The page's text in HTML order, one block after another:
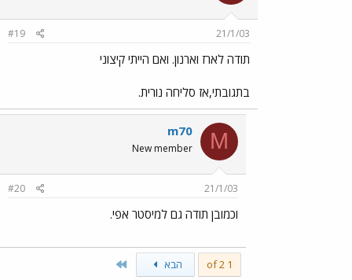
21/1/03
#19
תודה לארז וארנון. ואם הייתי קיצוני
בתגובתי,אז סליחה נורית.
M
m70
New member
21/1/03
#20
וכמובן תודה גם למיסטר אפי.
1 of 2 הבא